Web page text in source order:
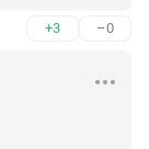
+3 –0